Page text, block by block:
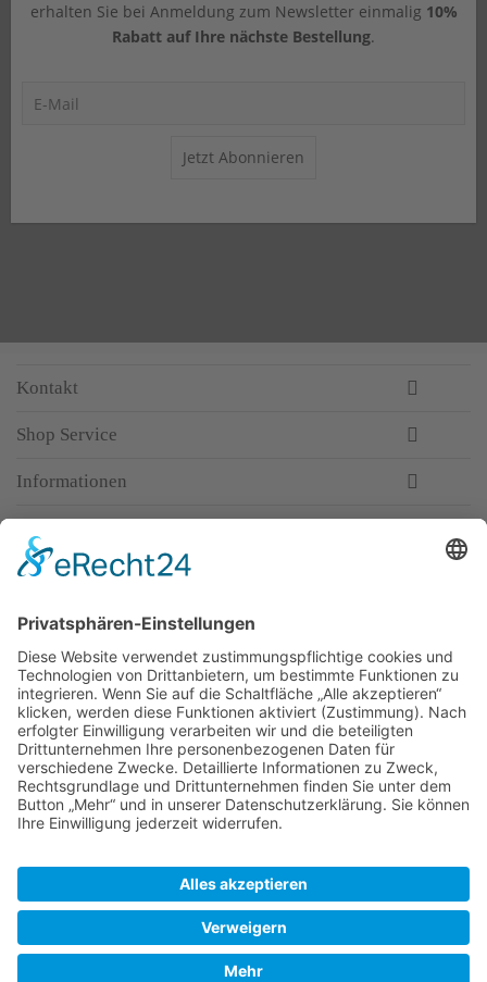
erhalten Sie bei Anmeldung zum Newsletter einmalig 10%
Rabatt auf Ihre nächste Bestellung.
Jetzt Abonnieren
Kontakt
Shop Service
Informationen
Top-Anbieter
Spitzenqualität
Kompetente Beratung
Partner
* Alle Preise inkl. gesetzl. Mehrwertsteuer, inkl. Versandkosten
Warum WACCEX?
Allgemeine Geschäftsbedingungen und Kundeninformationen
Impressum